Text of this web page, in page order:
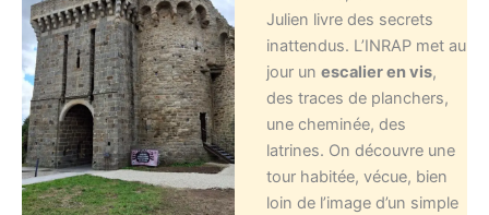
Julien livre des secrets
inattendus. L’INRAP met au
jour unescalier en vis,
des traces de planchers,
une cheminée, des
latrines. On découvre une
tour habitée, vécue, bien
loin de l’image d’un simple